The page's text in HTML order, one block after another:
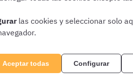
nuestro
. Si no
ayudaremos.
las cookies y seleccionar solo
Aceptar todas Configurar